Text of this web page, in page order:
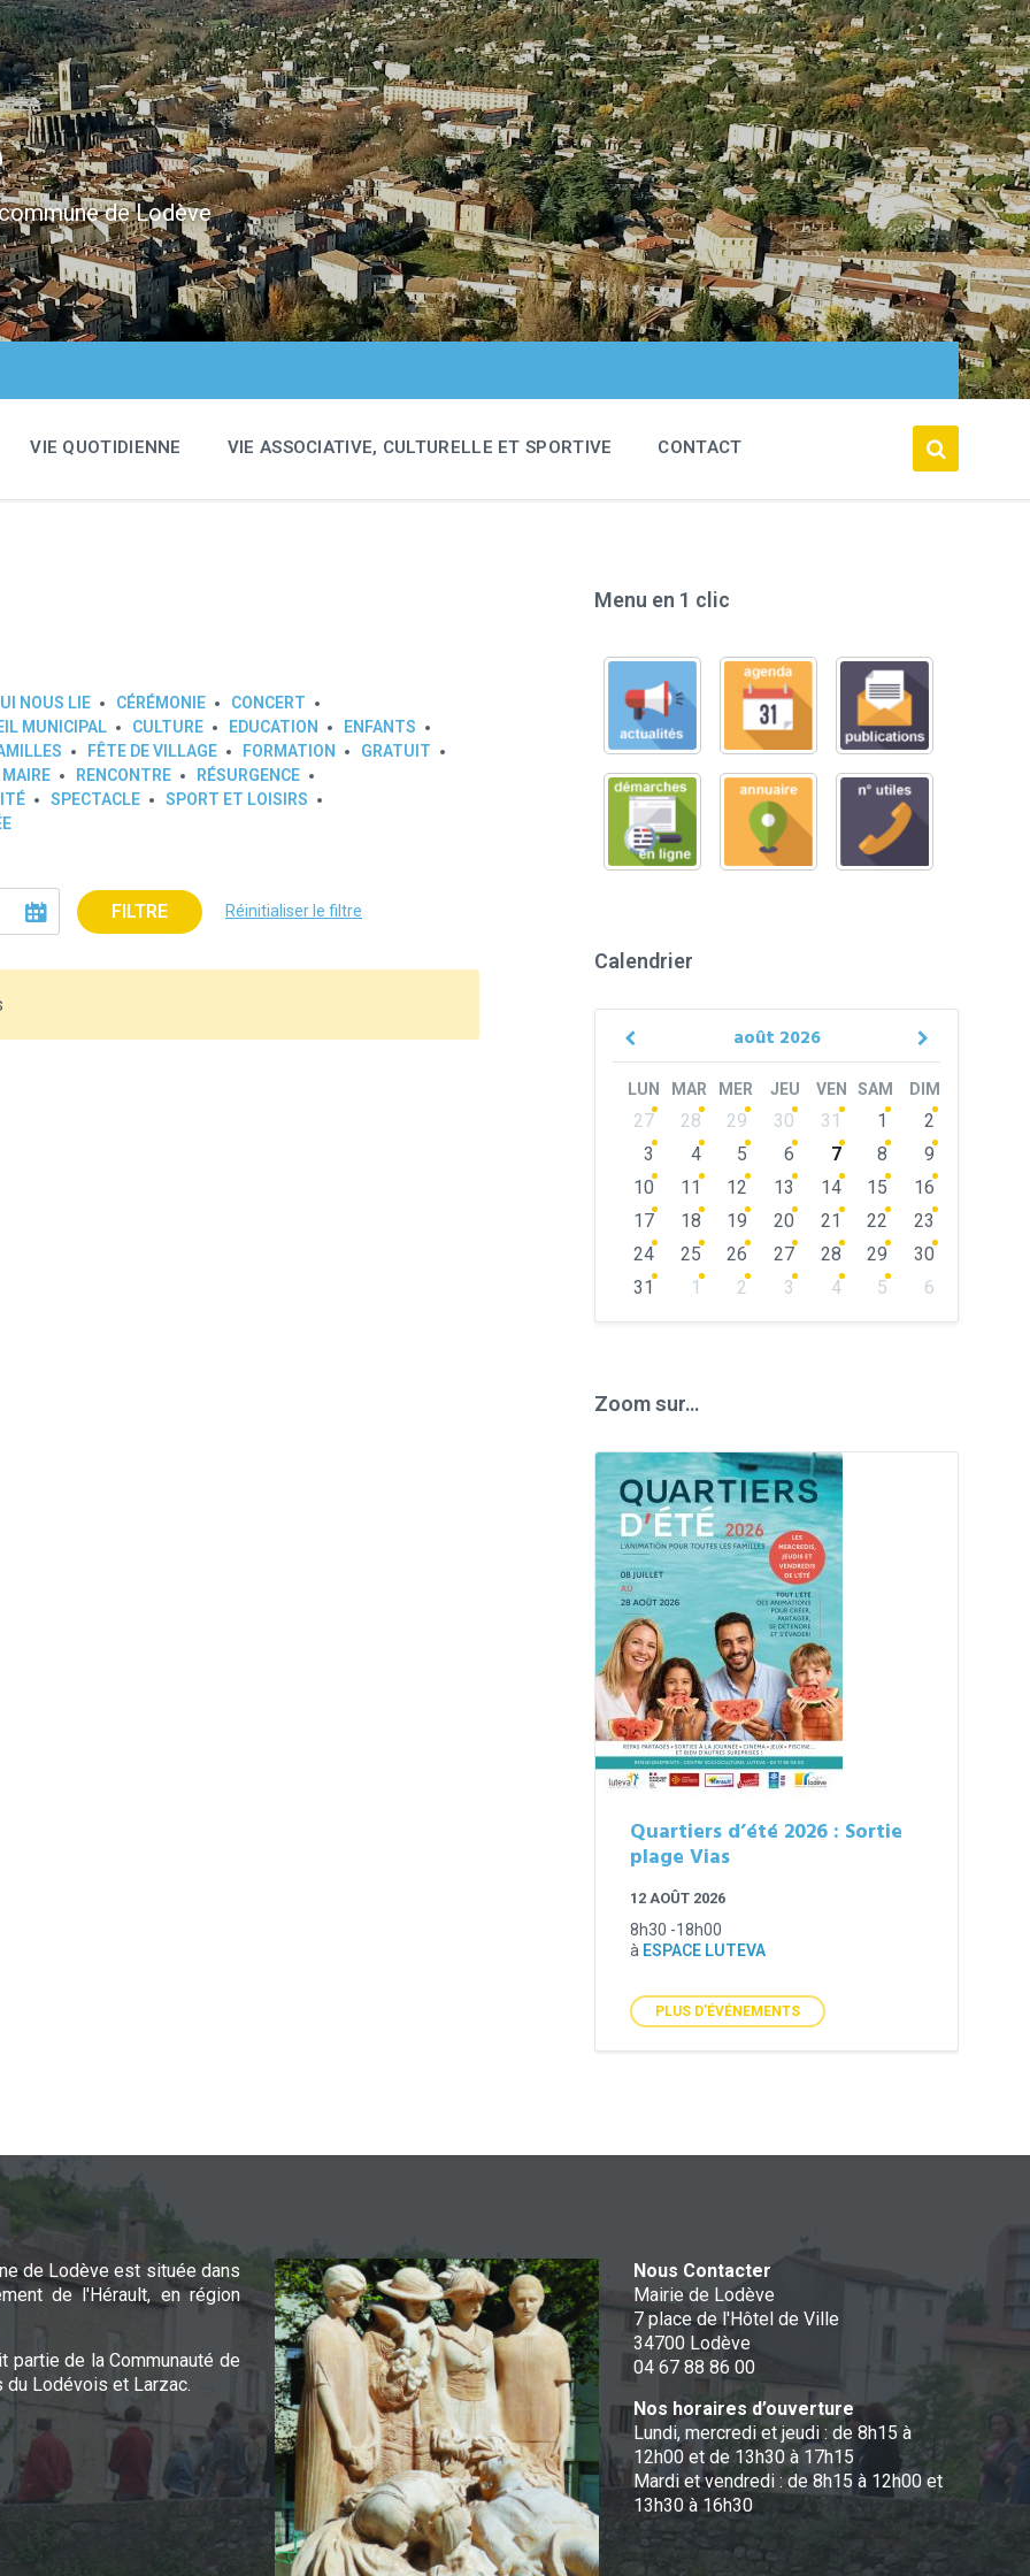
de Lodève
VIE QUOTIDIENNE VIE ASSOCIATIVE, CULTURELLE ET SPORTIVE CONTACT
NOUS LIE CÉRÉMONIE
CONCERT
MUNICIPAL CULTURE EDUCATION
ENFANTS
FÊTE DE VILLAGE FORMATION
GRATUIT
MAIRE RENCONTRE
RÉSURGENCE
SPECTACLE
SPORT ET LOISIRS
FILTRE Réinitialiser le filtre
Menu en 1 clic
Calendrier
août 2026
Previous
Next
LUN MAR MER JEU VEN SAM DIM
Skip
calendar
days
27 28 29 30 31 1
2
3
4 5 6 7 8
9
10
11 12 13 14 15
16
17
18 19 20 21 22
23
24
25 26 27 28 29
30
31
1 2 3 4 5
6
Zoom sur…
Quartiers d’été 2026 : Sortie
plage Vias
12 AOÛT 2026
8h30 -18h00
à ESPACE LUTEVA
PLUS D'ÉVÉNEMENTS
de Lodève est située dans
de l'Hérault, en région
partie de la Communauté de
du Lodévois et Larzac.
Nous Contacter
Mairie de Lodève
7 place de l'Hôtel de Ville
34700 Lodève
04 67 88 86 00
Nos horaires d’ouverture
Lundi, mercredi et jeudi : de 8h15 à
12h00 et de 13h30 à 17h15
Mardi et vendredi : de 8h15 à 12h00 et
13h30 à 16h30